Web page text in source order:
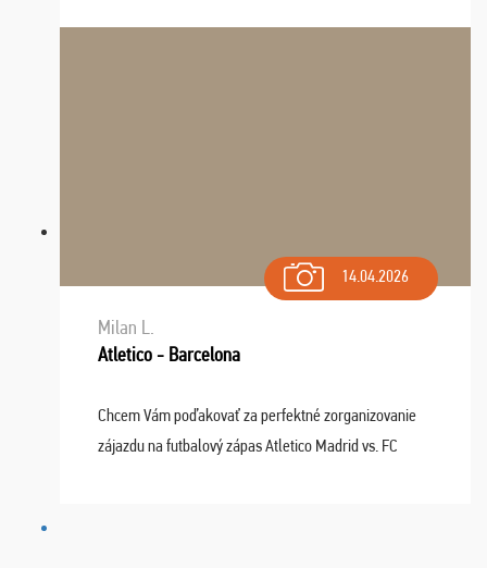
14.04.2026
Milan L.
Atletico - Barcelona
Chcem Vám poďakovať za perfektné zorganizovanie
zájazdu na futbalový zápas Atletico Madrid vs. FC